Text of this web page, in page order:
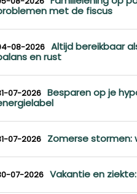
met de fiscus
08-2026 Altijd bereikbaar
en rust
07-2026 Besparen op je
07-2026 Zomerse stormen:
07-2026 Vakantie en